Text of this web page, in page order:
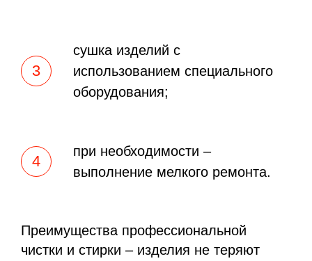
сушка изделий с
использованием специального
оборудования;
при необходимости –
выполнение мелкого ремонта.
Преимущества профессиональной
чистки и стирки – изделия не теряют